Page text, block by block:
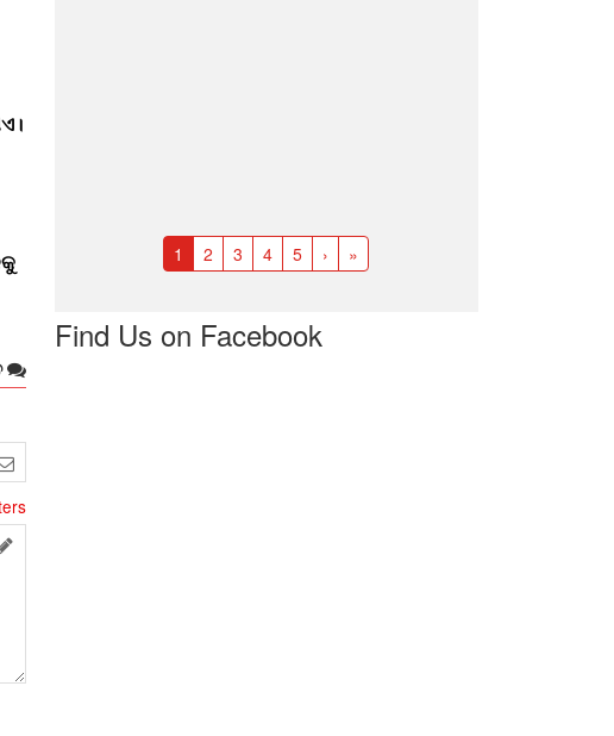
1 2 3 4 5 › »
Find Us on Facebook